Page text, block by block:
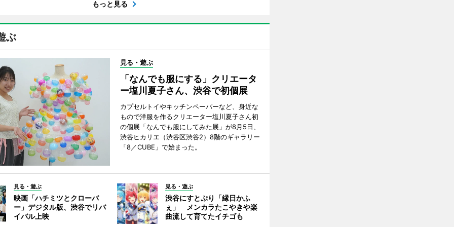
もっと見る
ぶ
見る・遊ぶ
「なんでも服にする」クリエータ
ー塩川夏子さん、渋谷で初個展
カプセルトイやキッチンペーパーなど、身近な
もので洋服を作るクリエーター塩川夏子さん初
の個展「なんでも服にしてみた展」が8月5日、
渋谷ヒカリエ（渋谷区渋谷2）8階のギャラリー
「8／CUBE」で始まった。
見る・遊ぶ
映画「ハチミツとクローバ
ー」デジタル版、渋谷でリバ
イバル上映
見る・遊ぶ
渋谷にすとぷり「縁日かふ
ぇ」 メンカラたこやきや楽
曲流して育てたイチゴも